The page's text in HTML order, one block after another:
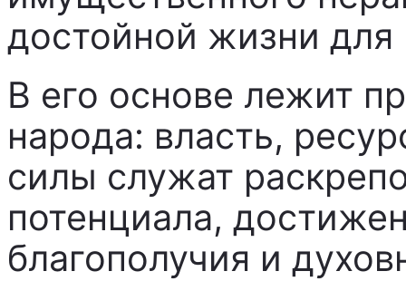
достойной жизни для
В его основе лежит
народа: власть,
силы служат
потенциала,
благополучия и